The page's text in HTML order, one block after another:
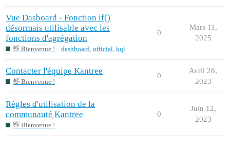
Vue Dasboard - Fonction if()
désormais utilisable avec les
fonctions d'agrégation
👋 Bienvenue ! dashboard, official, kql
0
Mars 11,
2025
Contacter l'équipe Kantree
👋 Bienvenue !
0
Avril 28,
2023
Règles d'utilisation de la
communauté Kantree
👋 Bienvenue !
0
Juin 12,
2023